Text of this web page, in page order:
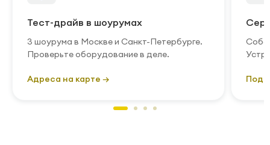
Тест-драйв в шоурумах
3 шоурума в Москве и Санкт-Петербурге.
Проверьте оборудование в деле.
Адреса на карте →